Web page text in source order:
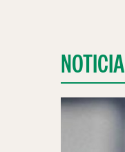
NOTICIA